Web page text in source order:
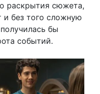
раскрытия сюжета,
и без того сложную
бы
событий.